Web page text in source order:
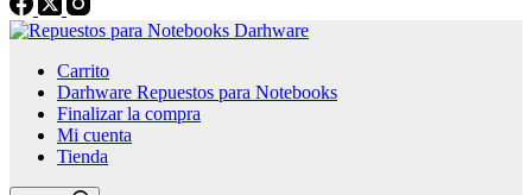
Carrito
Darhware Repuestos para Notebooks
Finalizar la compra
Mi cuenta
Tienda